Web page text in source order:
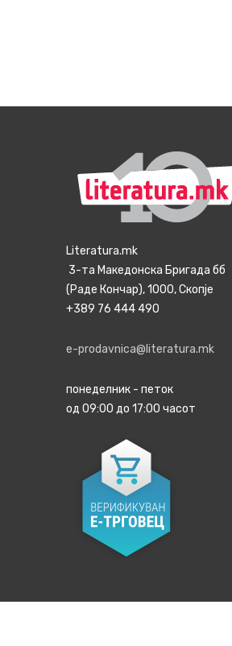
Literatura.mk
3-та Македонска Бригада бб
(Раде Кончар), 1000, Скопје
+389 76 444 490
e-prodavnica@literatura.mk
понеделник - петок
од 09:00 до 17:00 часот